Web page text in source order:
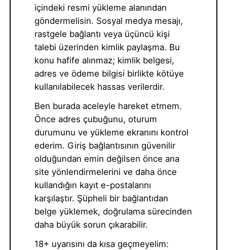
içindeki resmi yükleme alanından
göndermelisin. Sosyal medya mesajı,
rastgele bağlantı veya üçüncü kişi
talebi üzerinden kimlik paylaşma. Bu
konu hafife alınmaz; kimlik belgesi,
adres ve ödeme bilgisi birlikte kötüye
kullanılabilecek hassas verilerdir.
Ben burada aceleyle hareket etmem.
Önce adres çubuğunu, oturum
durumunu ve yükleme ekranını kontrol
ederim. Giriş bağlantısının güvenilir
olduğundan emin değilsen önce ana
site yönlendirmelerini ve daha önce
kullandığın kayıt e-postalarını
karşılaştır. Şüpheli bir bağlantıdan
belge yüklemek, doğrulama sürecinden
daha büyük sorun çıkarabilir.
18+ uyarısını da kısa geçmeyelim: